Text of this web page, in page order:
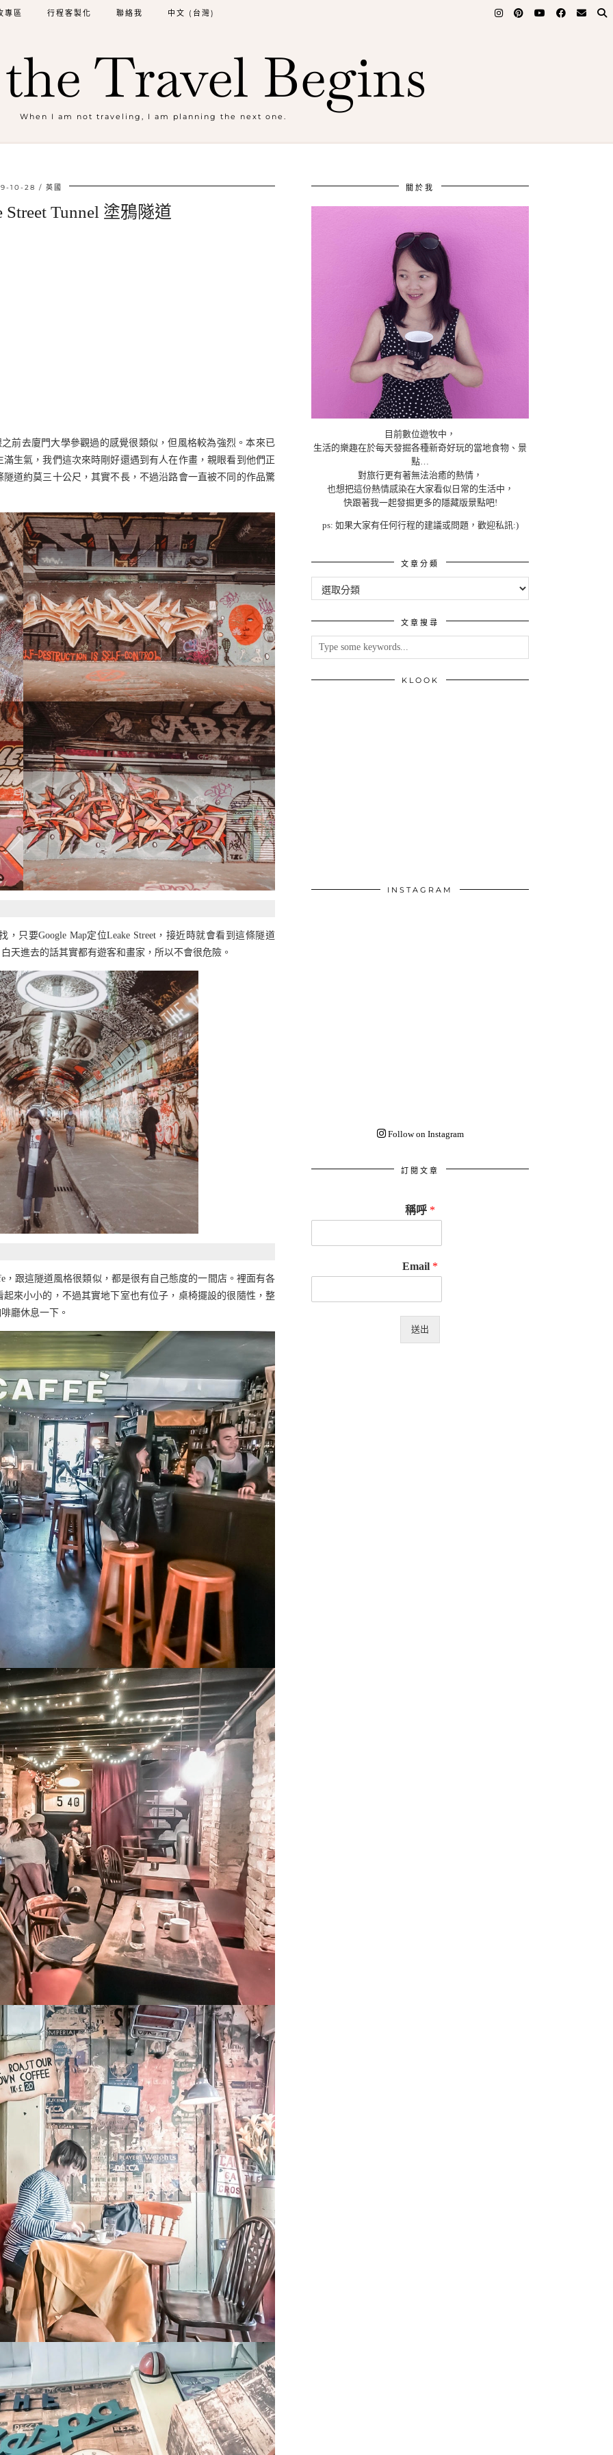
Travel Begins
When I am not traveling, I am planning the next one.
專區 行程客製化 聯絡我 中文 (台灣)
10-28 英國
Tunnel 塗鴉隧道
前去廈門大學參觀過的感覺很類似，但風格較為強烈。本來已
生氣，我們這次來時剛好還遇到有人在作畫，親眼看到他們正
道約莫三十公尺，其實不長，不過沿路會一直被不同的作品驚
只要Google Map定位Leake Street，接近時就會看到這條隧道
天進去的話其實都有遊客和畫家，所以不會很危險。
，跟這隧道風格很類似，都是很有自己態度的一間店。裡面有各
來小小的，不過其實地下室也有位子，桌椅擺設的很隨性，整
廳休息一下。
關於我
目前數位遊牧中，
生活的樂趣在於每天發掘各種新奇好玩的當地食物、景
點…
對旅行更有著無法治癒的熱情，
也想把這份熱情感染在大家看似日常的生活中，
快跟著我一起發掘更多的隱藏版景點吧!
ps: 如果大家有任何行程的建議或問題，歡迎私訊:)
文章分類
類
文章搜尋
KLOOK
INSTAGRAM
Follow on Instagram
訂閱文章
稱呼 *
Email *
送出